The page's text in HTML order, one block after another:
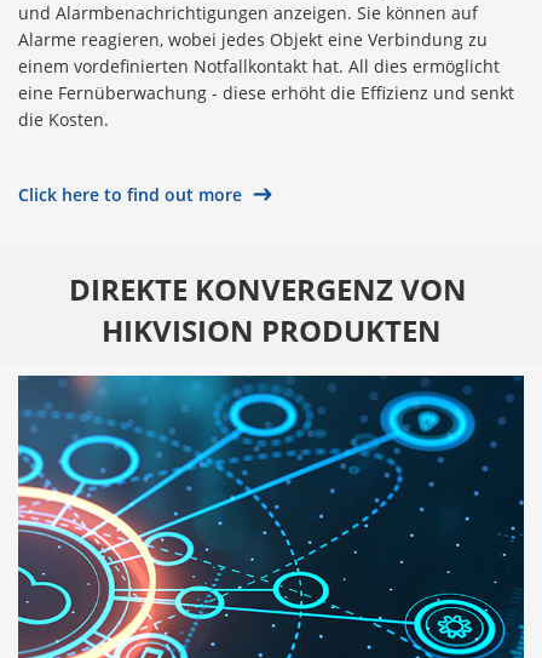
und Alarmbenachrichtigungen anzeigen. Sie können auf
Alarme reagieren, wobei jedes Objekt eine Verbindung zu
einem vordefinierten Notfallkontakt hat. All dies ermöglicht
eine Fernüberwachung - diese erhöht die Effizienz und senkt
die Kosten.
Click here to find out more
DIREKTE KONVERGENZ VON
HIKVISION PRODUKTEN